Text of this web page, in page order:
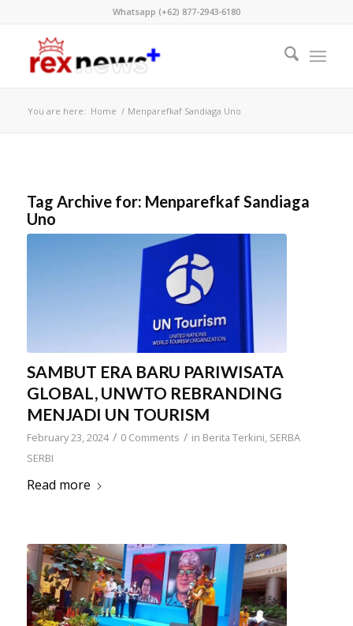
Whatsapp (+62) 877-2943-6180
You are here: Home / Menparefkaf Sandiaga Uno
Tag Archive for: Menparefkaf Sandiaga
Uno
SAMBUT ERA BARU PARIWISATA
GLOBAL, UNWTO REBRANDING
MENJADI UN TOURISM
February 23, 2024 / 0 Comments / in Berita Terkini, SERBA
SERBI
Read more